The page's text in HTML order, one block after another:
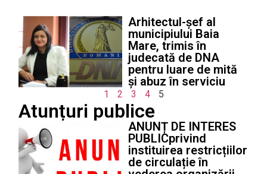
Arhitectul-șef al
municipiului Baia
Mare, trimis în
judecată de DNA
pentru luare de mită
și abuz în serviciu
1 2 3 4 5
Atunțuri publice
ANUNȚ DE INTERES
PUBLICprivind
instituirea restricțiilor
de circulație în